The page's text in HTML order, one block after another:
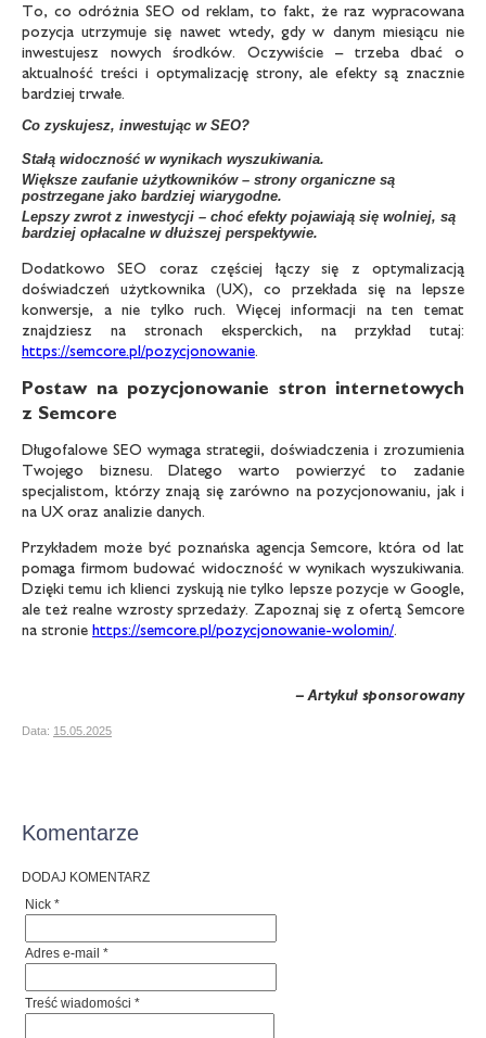
To, co odróżnia SEO od reklam, to fakt, że raz wypracowana
pozycja utrzymuje się nawet wtedy, gdy w danym miesiącu nie
inwestujesz nowych środków. Oczywiście – trzeba dbać o
aktualność treści i optymalizację strony, ale efekty są znacznie
bardziej trwałe.
Co zyskujesz, inwestując w SEO?
Stałą widoczność w wynikach wyszukiwania.
Większe zaufanie użytkowników – strony organiczne są
postrzegane jako bardziej wiarygodne.
Lepszy zwrot z inwestycji – choć efekty pojawiają się wolniej, są
bardziej opłacalne w dłuższej perspektywie.
Dodatkowo SEO coraz częściej łączy się z optymalizacją
doświadczeń użytkownika (UX), co przekłada się na lepsze
konwersje, a nie tylko ruch. Więcej informacji na ten temat
znajdziesz na stronach eksperckich, na przykład tutaj:
https://semcore.pl/pozycjonowanie.
Postaw na pozycjonowanie stron internetowych
z Semcore
Długofalowe SEO wymaga strategii, doświadczenia i zrozumienia
Twojego biznesu. Dlatego warto powierzyć to zadanie
specjalistom, którzy znają się zarówno na pozycjonowaniu, jak i
na UX oraz analizie danych.
Przykładem może być poznańska agencja Semcore, która od lat
pomaga firmom budować widoczność w wynikach wyszukiwania.
Dzięki temu ich klienci zyskują nie tylko lepsze pozycje w Google,
ale też realne wzrosty sprzedaży. Zapoznaj się z ofertą Semcore
na stronie https://semcore.pl/pozycjonowanie-wolomin/.
– Artykuł sponsorowany
Data: 15.05.2025
Komentarze
DODAJ KOMENTARZ
Nick *
Adres e-mail *
Treść wiadomości *